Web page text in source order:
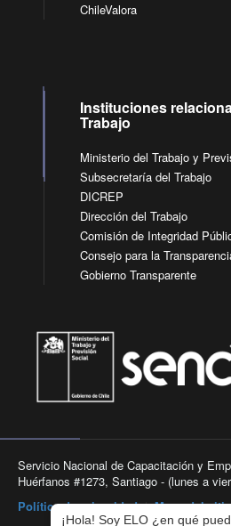
ChileValora
Instituciones
Trabajo
Ministerio del Trabajo y
Subsecretaría del Trabajo
DICREP
Dirección del Trabajo
Comisión de Integridad
Consejo para la
Gobierno Transparente
Servicio Nacional de Capacitación y
Huérfanos #1273, Santiago - (lunes a
Política de privacidad|Mapa del sitio
¡Hola! Soy ELO ¿en qué